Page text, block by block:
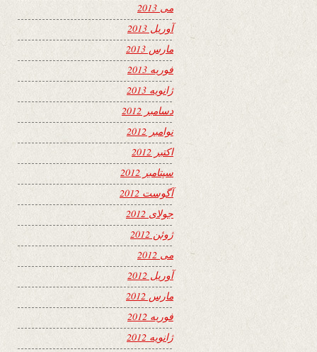
می 2013
آوریل 2013
مارس 2013
فوریه 2013
ژانویه 2013
دسامبر 2012
نوامبر 2012
اکتبر 2012
سپتامبر 2012
آگوست 2012
جولای 2012
ژوئن 2012
می 2012
آوریل 2012
مارس 2012
فوریه 2012
ژانویه 2012